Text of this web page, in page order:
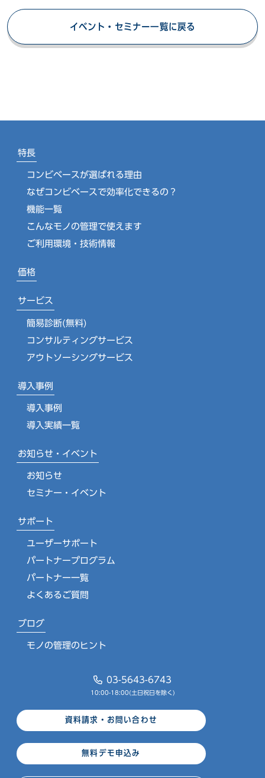
イベント・セミナー一覧に戻る
特長
コンビベースが選ばれる理由
なぜコンビベースで効率化できるの？
機能一覧
こんなモノの管理で使えます
ご利用環境・技術情報
価格
サービス
簡易診断(無料)
コンサルティングサービス
アウトソーシングサービス
導入事例
導入事例
導入実績一覧
お知らせ・イベント
お知らせ
セミナー・イベント
サポート
ユーザーサポート
パートナープログラム
パートナー一覧
よくあるご質問
ブログ
モノの管理のヒント
03-5643-6743
10:00-18:00(土日祝日を除く)
資料請求・お問い合わせ
無料デモ申込み